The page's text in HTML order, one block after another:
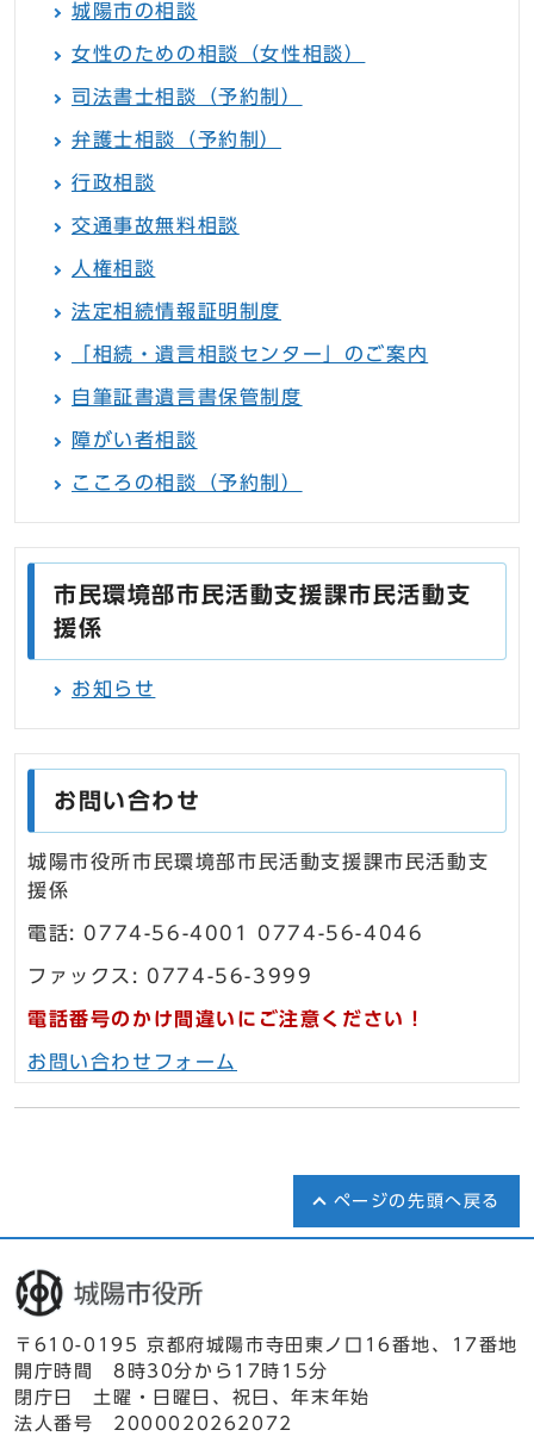
城陽市の相談
女性のための相談（女性相談）
司法書士相談（予約制）
弁護士相談（予約制）
行政相談
交通事故無料相談
人権相談
法定相続情報証明制度
「相続・遺言相談センター」のご案内
自筆証書遺言書保管制度
障がい者相談
こころの相談（予約制）
市民環境部市民活動支援課市民活動支
援係
お知らせ
お問い合わせ
城陽市役所市民環境部市民活動支援課市民活動支
援係
電話: 0774-56-4001 0774-56-4046
ファックス: 0774-56-3999
電話番号のかけ間違いにご注意ください！
お問い合わせフォーム
ページの先頭へ戻る
〒610-0195 京都府城陽市寺田東ノ口16番地、17番地
開庁時間 8時30分から17時15分
閉庁日 土曜・日曜日、祝日、年末年始
法人番号 2000020262072